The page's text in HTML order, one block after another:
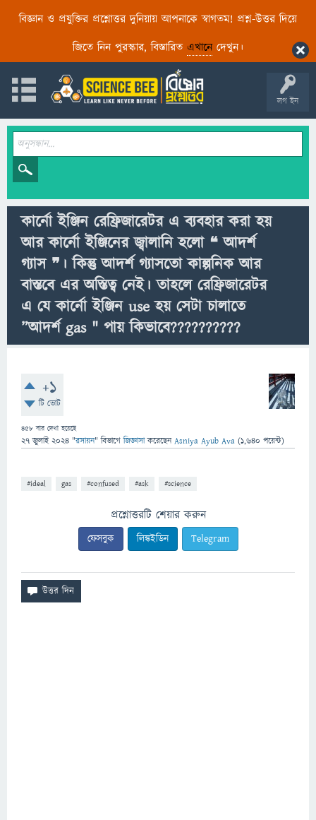
বিজ্ঞান ও প্রযুক্তির প্রশ্নোত্তর দুনিয়ায় আপনাকে স্বাগতম! প্রশ্ন-উত্তর দিয়ে
জিতে নিন পুরস্কার, বিস্তারিত এখানেদেখুন।
লগ ইন
কার্নো ইঞ্জিন রেফ্রিজারেটর এ ব্যবহার করা হয়
আর কার্নো ইঞ্জিনের জ্বালানি হলো ❝ আদর্শ
গ্যাস ❞। কিন্তু আদর্শ গ্যাসতো কাল্পনিক আর
বাস্তবে এর অস্তিত্ব নেই। তাহলে রেফ্রিজারেটর
এ যে কার্নো ইঞ্জিন use হয় সেটা চালাতে
”আদর্শ gas " পায় কিভাবে??????????
+1
টি ভোট
458 বার দেখা হয়েছে
27 জুলাই 2024 "রসায়ন" বিভাগে জিজ্ঞাসাকরেছেনAsniya Ayub Ava (1,640 পয়েন্ট)
#ideal gas #confused #ask #science
প্রশ্নোত্তরটি শেয়ার করুন
ফেসবুক লিঙ্কইডিন Telegram